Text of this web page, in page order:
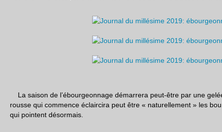
La saison de l’ébourgeonnage démarrera peut-être par une
rousse qui commence éclaircira peut être « naturellement » les
qui pointent désormais.